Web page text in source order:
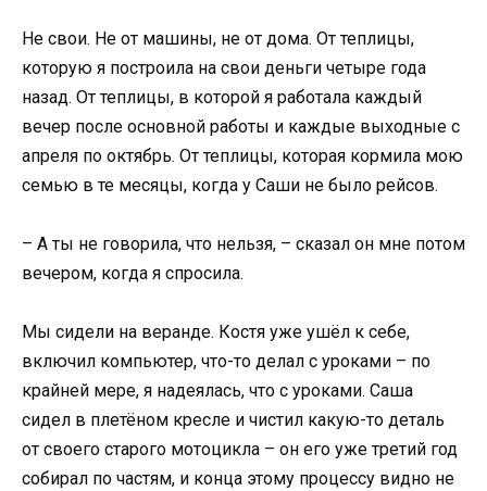
Не свои. Не от машины, не от дома. От теплицы,
которую я построила на свои деньги четыре года
назад. От теплицы, в которой я работала каждый
вечер после основной работы и каждые выходные с
апреля по октябрь. От теплицы, которая кормила мою
семью в те месяцы, когда у Саши не было рейсов.
– А ты не говорила, что нельзя, – сказал он мне потом
вечером, когда я спросила.
Мы сидели на веранде. Костя уже ушёл к себе,
включил компьютер, что-то делал с уроками – по
крайней мере, я надеялась, что с уроками. Саша
сидел в плетёном кресле и чистил какую-то деталь
от своего старого мотоцикла – он его уже третий год
собирал по частям, и конца этому процессу видно не